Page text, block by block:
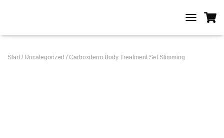
O
Start / Uncategorized / Carboxderm Body Treatment Set Slimming